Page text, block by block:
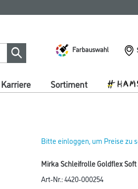
Farbauswahl
Karriere Sortiment
Bitte einloggen, um Preise zu
Mirka Schleifrolle Goldflex Soft
Art-Nr.:4420-000254